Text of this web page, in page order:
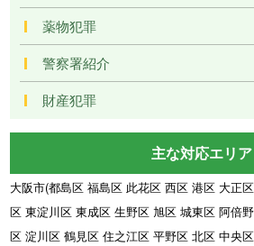
薬物犯罪
警察署紹介
財産犯罪
主な対応エリア
大阪市(都島区 福島区 此花区 西区 港区 大正
区 東淀川区 東成区 生野区 旭区 城東区 阿倍
区 淀川区 鶴見区 住之江区 平野区 北区 中央